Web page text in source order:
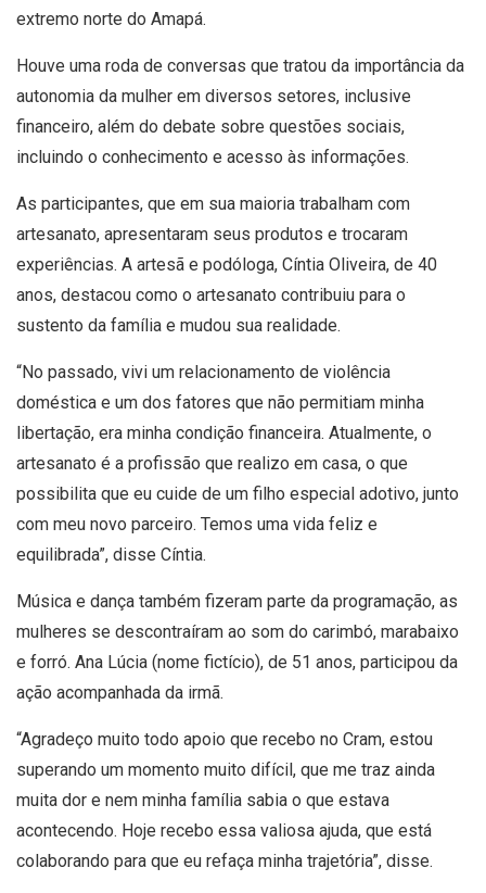
extremo norte do Amapá.
Houve uma roda de conversas que tratou da importância da
autonomia da mulher em diversos setores, inclusive
financeiro, além do debate sobre questões sociais,
incluindo o conhecimento e acesso às informações.
As participantes, que em sua maioria trabalham com
artesanato, apresentaram seus produtos e trocaram
experiências. A artesã e podóloga, Cíntia Oliveira, de 40
anos, destacou como o artesanato contribuiu para o
sustento da família e mudou sua realidade.
“No passado, vivi um relacionamento de violência
doméstica e um dos fatores que não permitiam minha
libertação, era minha condição financeira. Atualmente, o
artesanato é a profissão que realizo em casa, o que
possibilita que eu cuide de um filho especial adotivo, junto
com meu novo parceiro. Temos uma vida feliz e
equilibrada”, disse Cíntia.
Música e dança também fizeram parte da programação, as
mulheres se descontraíram ao som do carimbó, marabaixo
e forró. Ana Lúcia (nome fictício), de 51 anos, participou da
ação acompanhada da irmã.
“Agradeço muito todo apoio que recebo no Cram, estou
superando um momento muito difícil, que me traz ainda
muita dor e nem minha família sabia o que estava
acontecendo. Hoje recebo essa valiosa ajuda, que está
colaborando para que eu refaça minha trajetória”, disse.